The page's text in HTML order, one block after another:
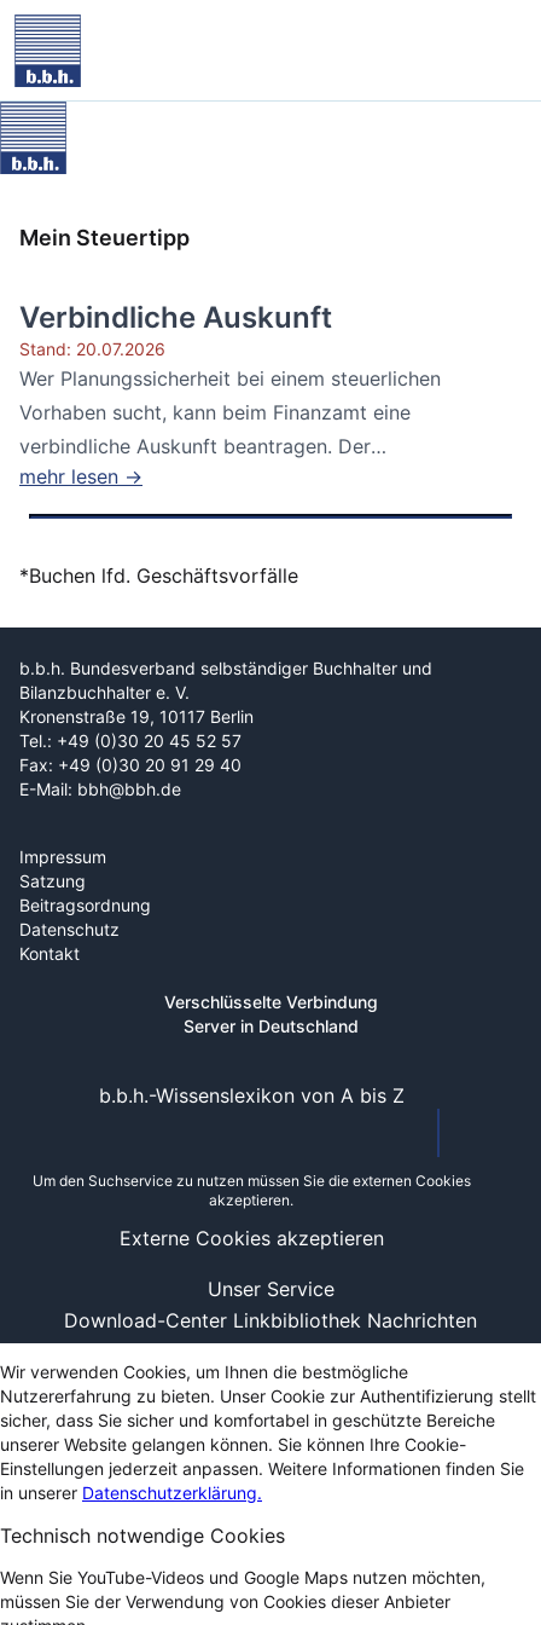
Mein Steuertipp
Verbindliche Auskunft
Stand: 20.07.2026
Wer Planungssicherheit bei einem steuerlichen
Vorhaben sucht, kann beim Finanzamt eine
verbindliche Auskunft beantragen. Der
Bundesfinanzhof...
mehr lesen →
*Buchen lfd. Geschäftsvorfälle
b.b.h. Bundesverband selbständiger Buchhalter und
Bilanzbuchhalter e. V.
Kronenstraße 19, 10117 Berlin
Tel.: +49 (0)30 20 45 52 57
Fax: +49 (0)30 20 91 29 40
E-Mail: bbh@bbh.de
Impressum
Satzung
Beitragsordnung
Datenschutz
Kontakt
Verschlüsselte Verbindung
Server in Deutschland
Unser Service
Download-Center Linkbibliothek Nachrichten
b.b.h.-Wissenslexikon von A bis Z
Um den Suchservice zu nutzen müssen Sie die externen Cookies
akzeptieren.
Externe Cookies akzeptieren
Wir verwenden Cookies, um Ihnen die bestmögliche
Nutzererfahrung zu bieten. Unser Cookie zur Authentifizierung stellt
sicher, dass Sie sicher und komfortabel in geschützte Bereiche
unserer Website gelangen können. Sie können Ihre Cookie-
Einstellungen jederzeit anpassen. Weitere Informationen finden Sie
in unserer Datenschutzerklärung.
Technisch notwendige Cookies
Wenn Sie YouTube-Videos und Google Maps nutzen möchten,
müssen Sie der Verwendung von Cookies dieser Anbieter